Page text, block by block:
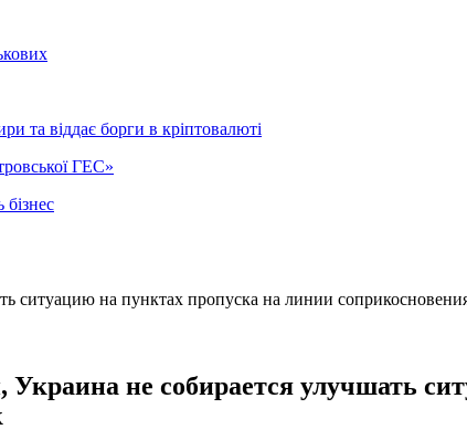
та віддає борги в кріптовалюті
ГЕС»
не собирается улучшать